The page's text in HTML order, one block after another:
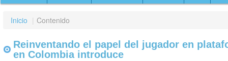
Inicio | Contenido
Reinventando el papel del jugador en
en Colombia introduce